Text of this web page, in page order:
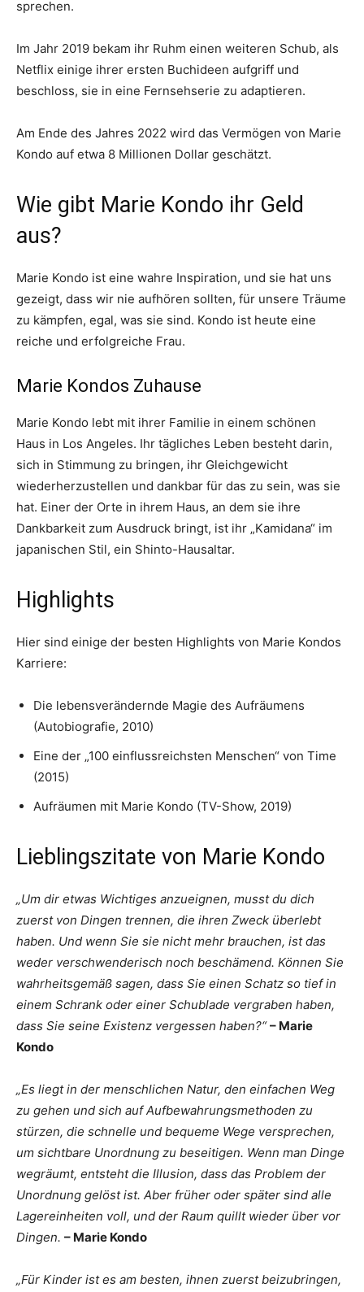
sprechen.
Im Jahr 2019 bekam ihr Ruhm einen weiteren Schub, als
Netflix einige ihrer ersten Buchideen aufgriff und
beschloss, sie in eine Fernsehserie zu adaptieren.
Am Ende des Jahres 2022 wird das Vermögen von Marie
Kondo auf etwa 8 Millionen Dollar geschätzt.
Wie gibt Marie Kondo ihr Geld
aus?
Marie Kondo ist eine wahre Inspiration, und sie hat uns
gezeigt, dass wir nie aufhören sollten, für unsere Träume
zu kämpfen, egal, was sie sind. Kondo ist heute eine
reiche und erfolgreiche Frau.
Marie Kondos Zuhause
Marie Kondo lebt mit ihrer Familie in einem schönen
Haus in Los Angeles. Ihr tägliches Leben besteht darin,
sich in Stimmung zu bringen, ihr Gleichgewicht
wiederherzustellen und dankbar für das zu sein, was sie
hat. Einer der Orte in ihrem Haus, an dem sie ihre
Dankbarkeit zum Ausdruck bringt, ist ihr „Kamidana“ im
japanischen Stil, ein Shinto-Hausaltar.
Highlights
Hier sind einige der besten Highlights von Marie Kondos
Karriere:
Die lebensverändernde Magie des Aufräumens
(Autobiografie, 2010)
Eine der „100 einflussreichsten Menschen“ von Time
(2015)
Aufräumen mit Marie Kondo (TV-Show, 2019)
Lieblingszitate von Marie Kondo
„Um dir etwas Wichtiges anzueignen, musst du dich
zuerst von Dingen trennen, die ihren Zweck überlebt
haben. Und wenn Sie sie nicht mehr brauchen, ist das
weder verschwenderisch noch beschämend. Können Sie
wahrheitsgemäß sagen, dass Sie einen Schatz so tief in
einem Schrank oder einer Schublade vergraben haben,
dass Sie seine Existenz vergessen haben?“– Marie
Kondo
„Es liegt in der menschlichen Natur, den einfachen Weg
zu gehen und sich auf Aufbewahrungsmethoden zu
stürzen, die schnelle und bequeme Wege versprechen,
um sichtbare Unordnung zu beseitigen. Wenn man Dinge
wegräumt, entsteht die Illusion, dass das Problem der
Unordnung gelöst ist. Aber früher oder später sind alle
Lagereinheiten voll, und der Raum quillt wieder über vor
Dingen. – Marie Kondo
„Für Kinder ist es am besten, ihnen zuerst beizubringen,